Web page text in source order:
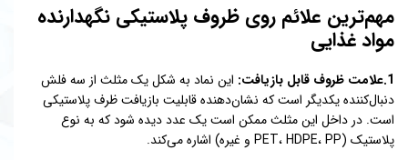
مهم‌ترین علائم روی ظروف پلاستیکی نگهدارنده
مواد غذایی
1.علامت ظروف قابل بازیافت:
این نماد به شکل یک مثلث از سه فلش
دنبال‌کننده یکدیگر است که نشان‌دهنده قابلیت بازیافت ظرف پلاستیکی
است. در داخل این مثلث ممکن است یک عدد دیده شود که به نوع
پلاستیک (PET، HDPE، PP و غیره) اشاره می‌کند.